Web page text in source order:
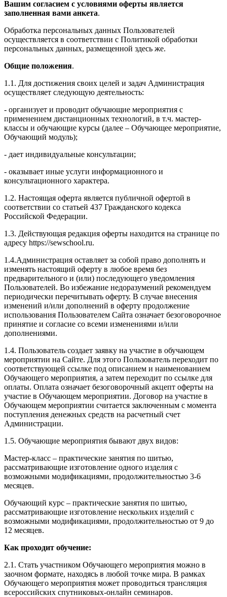
Вашим согласием с условиями оферты является
заполненная вами анкета.
Обработка персональных данных Пользователей
осуществляется в соответствии с Политикой обработки
персональных данных, размещенной здесь же.
Общие положения.
1.1. Для достижения своих целей и задач Администрация
осуществляет следующую деятельность:
- организует и проводит обучающие мероприятия с
применением дистанционных технологий, в т.ч. мастер-
классы и обучающие курсы (далее – Обучающее мероприятие,
Обучающий модуль);
- дает индивидуальные консультации;
- оказывает иные услуги информационного и
консультационного характера.
1.2. Настоящая оферта является публичной офертой в
соответствии со статьей 437 Гражданского кодекса
Российской Федерации.
1.3. Действующая редакция оферты находится на странице по
адресу https://sewschool.ru.
1.4.Администрация оставляет за собой право дополнять и
изменять настоящий оферту в любое время без
предварительного и (или) последующего уведомления
Пользователей. Во избежание недоразумений рекомендуем
периодически перечитывать оферту. В случае внесения
изменений и/или дополнений в оферту продолжение
использования Пользователем Сайта означает безоговорочное
принятие и согласие со всеми изменениями и/или
дополнениями.
1.4. Пользователь создает заявку на участие в обучающем
мероприятии на Сайте. Для этого Пользователь переходит по
соответствующей ссылке под описанием и наименованием
Обучающего мероприятия, а затем переходит по ссылке для
оплаты. Оплата означает безоговорочный акцепт оферты на
участие в Обучающем мероприятии. Договор на участие в
Обучающем мероприятии считается заключенным с момента
поступления денежных средств на расчетный счет
Администрации.
1.5. Обучающие мероприятия бывают двух видов:
Мастер-класс – практические занятия по шитью,
рассматривающие изготовление одного изделия с
возможными модификациями, продолжительностью 3-6
месяцев.
Обучающий курс – практические занятия по шитью,
рассматривающие изготовление нескольких изделий с
возможными модификациями, продолжительностью от 9 до
12 месяцев.
Как проходит обучение:
2.1. Стать участником Обучающего мероприятия можно в
заочном формате, находясь в любой точке мира. В рамках
Обучающего мероприятия может проводиться трансляция
всероссийских спутниковых-онлайн семинаров.